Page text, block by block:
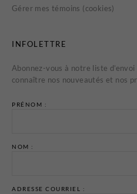
Gérer mes témoins (cookies)
INFOLETTRE
Abonnez-vous à notre liste
connaître nos nouveautés et nos
PRÉNOM :
NOM :
ADRESSE COURRIEL :